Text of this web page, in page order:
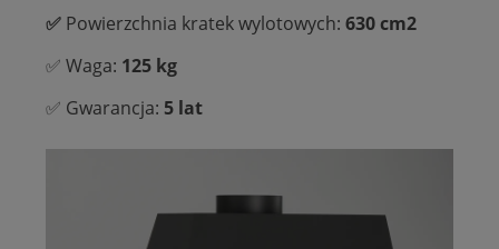
✅ Powierzchnia kratek wylotowych: 630 cm2
✅ Waga: 125 kg
✅ Gwarancja: 5 lat